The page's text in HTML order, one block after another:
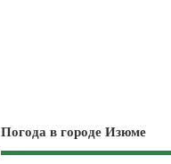
Погода в городе Изюме